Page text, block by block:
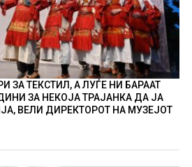
ЗА ТЕКСТИЛ, А ЛУЃЕ НИ БАРААТ
ЗА НЕКОЈА ТРАЈАНКА ДА ЈА
ВЕЛИ ДИРЕКТОРОТ НА МУЗЕЈОТ